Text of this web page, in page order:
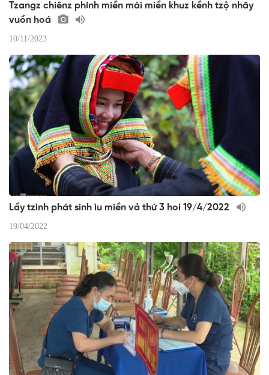
Tzangz chiênz phính miền mài miền khuz kềnh tzộ nhây
vuồn hoá
10/11/2023
Lầy tzình phát sinh ìu miền vả thứ 3 hoi 19/4/2022
19/04/2022